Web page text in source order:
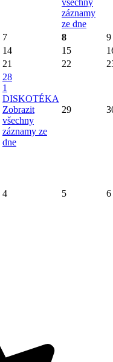
všechny
záznamy
ze dne
7 8
9
14 15
21 22
28
1
DISKOTÉKA
Zobrazit
všechny
záznamy ze
dne
29
4 5 6